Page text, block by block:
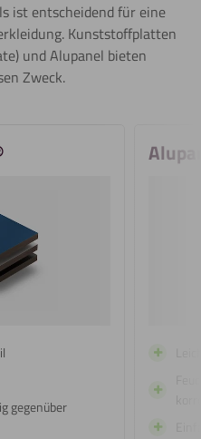
ist entscheidend für eine
Kunststoffplatten
und Alupanel bieten
Zweck.
gegenüber